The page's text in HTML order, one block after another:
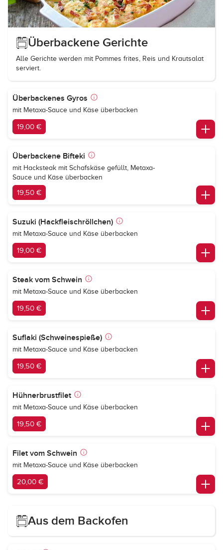
Überbackene Gerichte
Alle Gerichte werden mit Pommes frites, Reis und Krautsalat
serviert.
Überbackenes Gyros
mit Metaxa-Sauce und Käse überbacken
19,00 €
Überbackene Bifteki
mit Hacksteak mit Schafskäse gefüllt, Metaxa-
Sauce und Käse überbacken
19,50 €
Suzuki (Hackfleischröllchen)
mit Metaxa-Sauce und Käse überbacken
19,00 €
Steak vom Schwein
mit Metaxa-Sauce und Käse überbacken
19,50 €
Suflaki (Schweinespieße)
mit Metaxa-Sauce und Käse überbacken
19,50 €
Hühnerbrustfilet
mit Metaxa-Sauce und Käse überbacken
19,50 €
Filet vom Schwein
mit Metaxa-Sauce und Käse überbacken
20,00 €
Aus dem Backofen